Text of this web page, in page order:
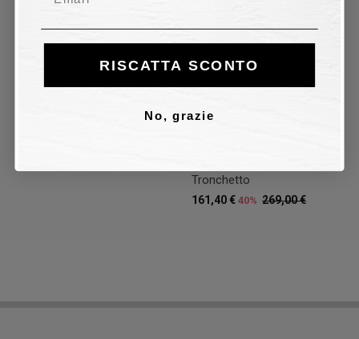
Tronchetto
269,00 €
161,40 € 40%
RISCATTA SCONTO
No, grazie